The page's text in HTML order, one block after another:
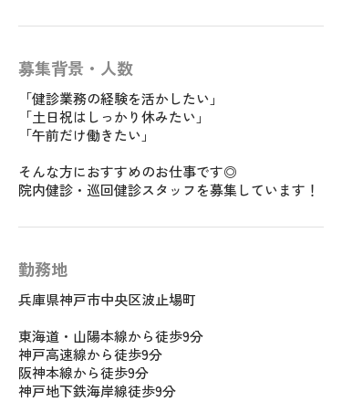
募集背景・人数
「健診業務の経験を活かしたい」
「土日祝はしっかり休みたい」
「午前だけ働きたい」
そんな方におすすめのお仕事です◎
院内健診・巡回健診スタッフを募集しています！
勤務地
兵庫県神戸市中央区波止場町
東海道・山陽本線から徒歩9分
神戸高速線から徒歩9分
阪神本線から徒歩9分
神戸地下鉄海岸線徒歩9分